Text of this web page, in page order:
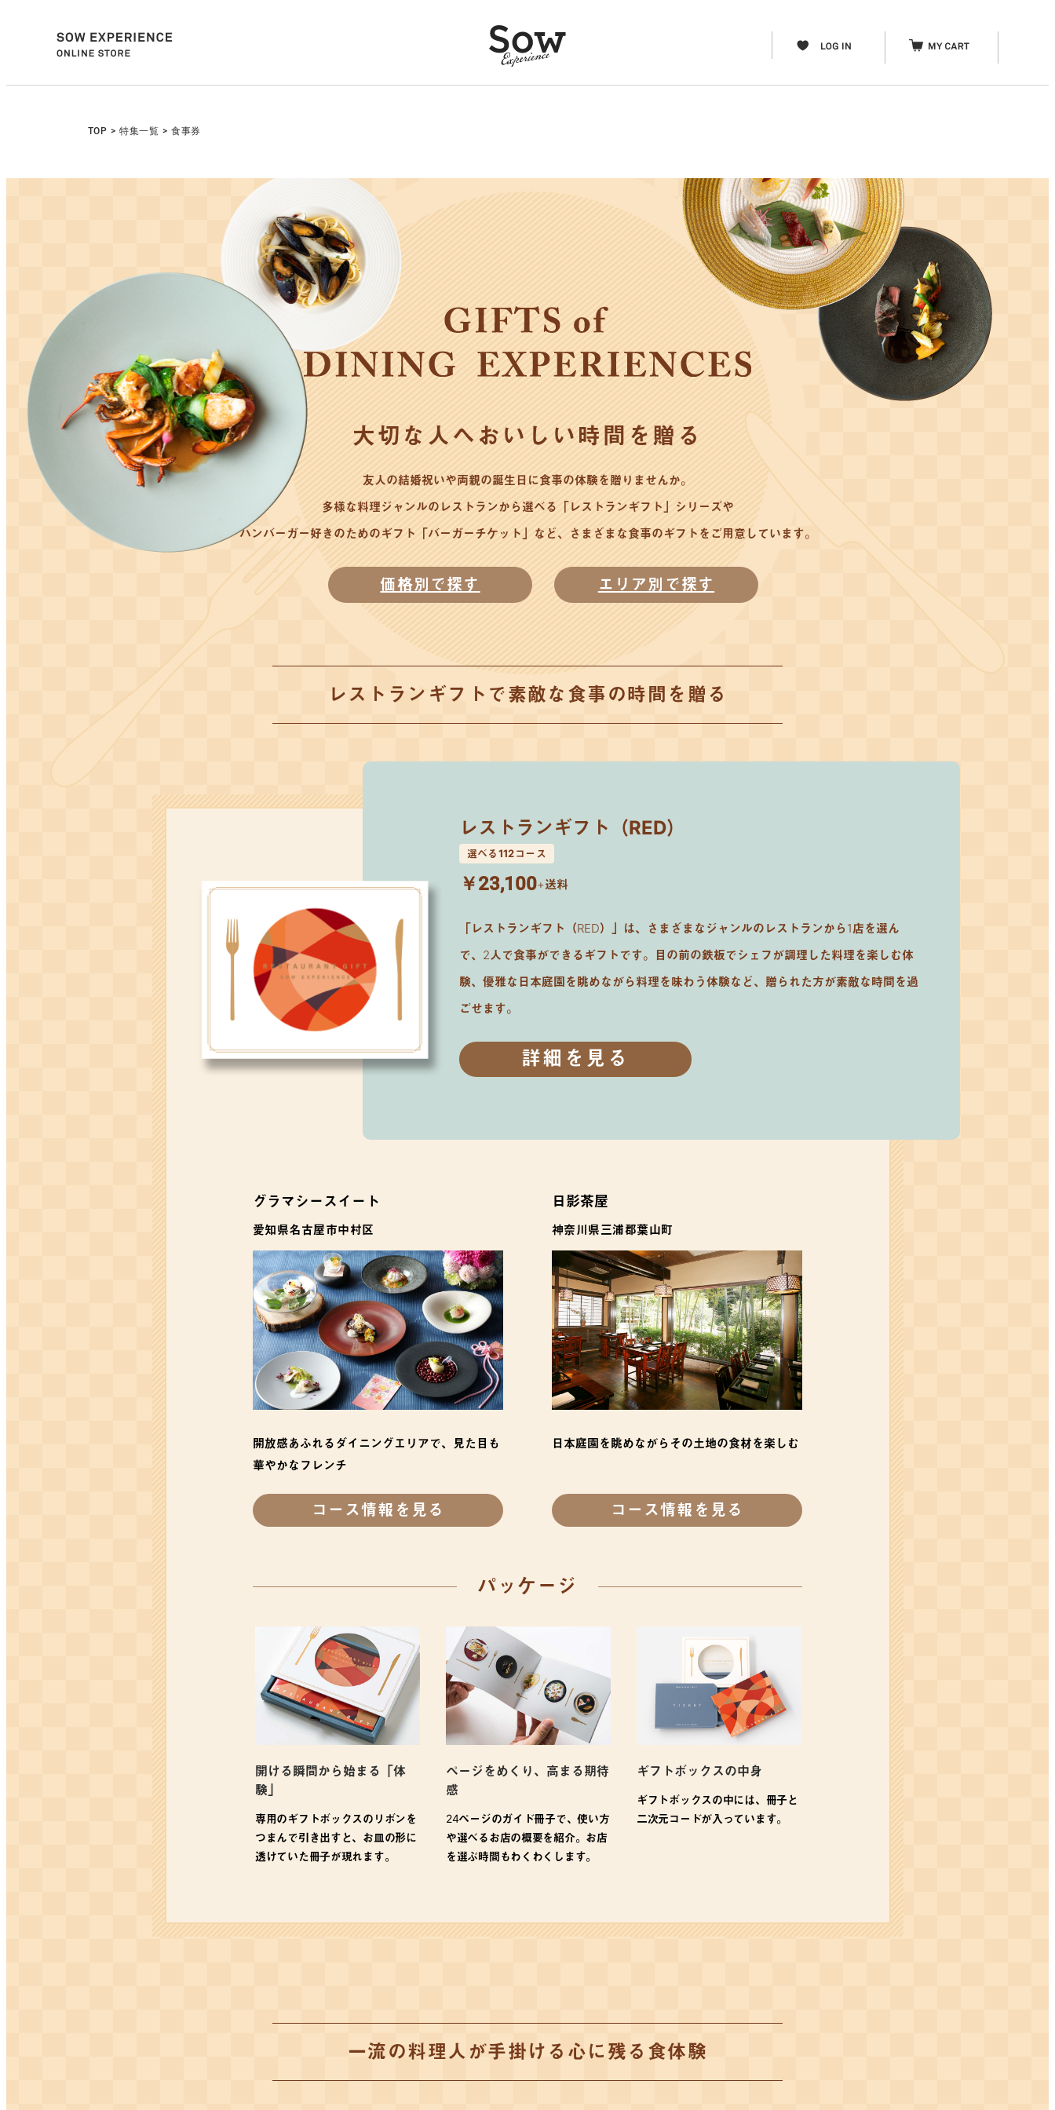
TOP > 特集一覧 > 食事券
大切な人へおいしい時間を贈る
友人の結婚祝いや両親の誕生日に食事の体験を贈りませんか。
多様な料理ジャンルのレストランから選べる「レストランギフト」シリーズや
ハンバーガー好きのためのギフト「バーガーチケット」など、さまざまな食事のギフトをご用意しています。
価格別で探す エリア別で探す
レストランギフトで素敵な食事の時間を贈る
レストランギフト（RED）
選べる112コース
￥23,100+送料
「レストランギフト（RED）」は、さまざまなジャンルのレストランから1店を選ん
で、2人で食事ができるギフトです。目の前の鉄板でシェフが調理した料理を楽しむ体
験、優雅な日本庭園を眺めながら料理を味わう体験など、贈られた方が素敵な時間を過
ごせます。
詳細を見る
グラマシースイート
愛知県名古屋市中村区
開放感あふれるダイニングエリアで、見た目も
華やかなフレンチ
コース情報を見る
日影茶屋
神奈川県三浦郡葉山町
日本庭園を眺めながらその土地の食材を楽しむ
コース情報を見る
パッケージ
開ける瞬間から始まる「体
験」
専用のギフトボックスのリボンを
つまんで引き出すと、お皿の形に
透けていた冊子が現れます。
ページをめくり、高まる期待
感
24ページのガイド冊子で、使い方
や選べるお店の概要を紹介。お店
を選ぶ時間もわくわくします。
ギフトボックスの中身
ギフトボックスの中には、冊子と
二次元コードが入っています。
一流の料理人が手掛ける心に残る食体験